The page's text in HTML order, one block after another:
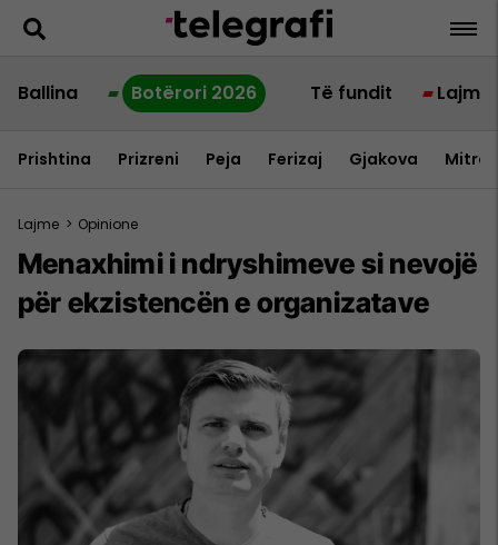
Ballina Botërori 2026 Të fundit Lajme
Prishtina Prizreni Peja Ferizaj Gjakova
Lajme > Opinione
Menaxhimi i ndryshimeve si nevojë
për ekzistencën e organizatave